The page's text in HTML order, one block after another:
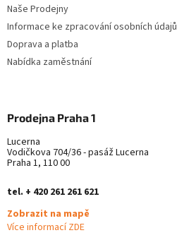
Naše Prodejny
Informace ke zpracování osobních údajů
Doprava a platba
Nabídka zaměstnání
Prodejna Praha 1
Lucerna
Vodičkova 704/36 - pasáž Lucerna
Praha 1, 110 00
tel. + 420 261 261 621
Zobrazit na mapě
Více informací ZDE